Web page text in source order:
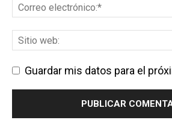
Guardar mis datos para el